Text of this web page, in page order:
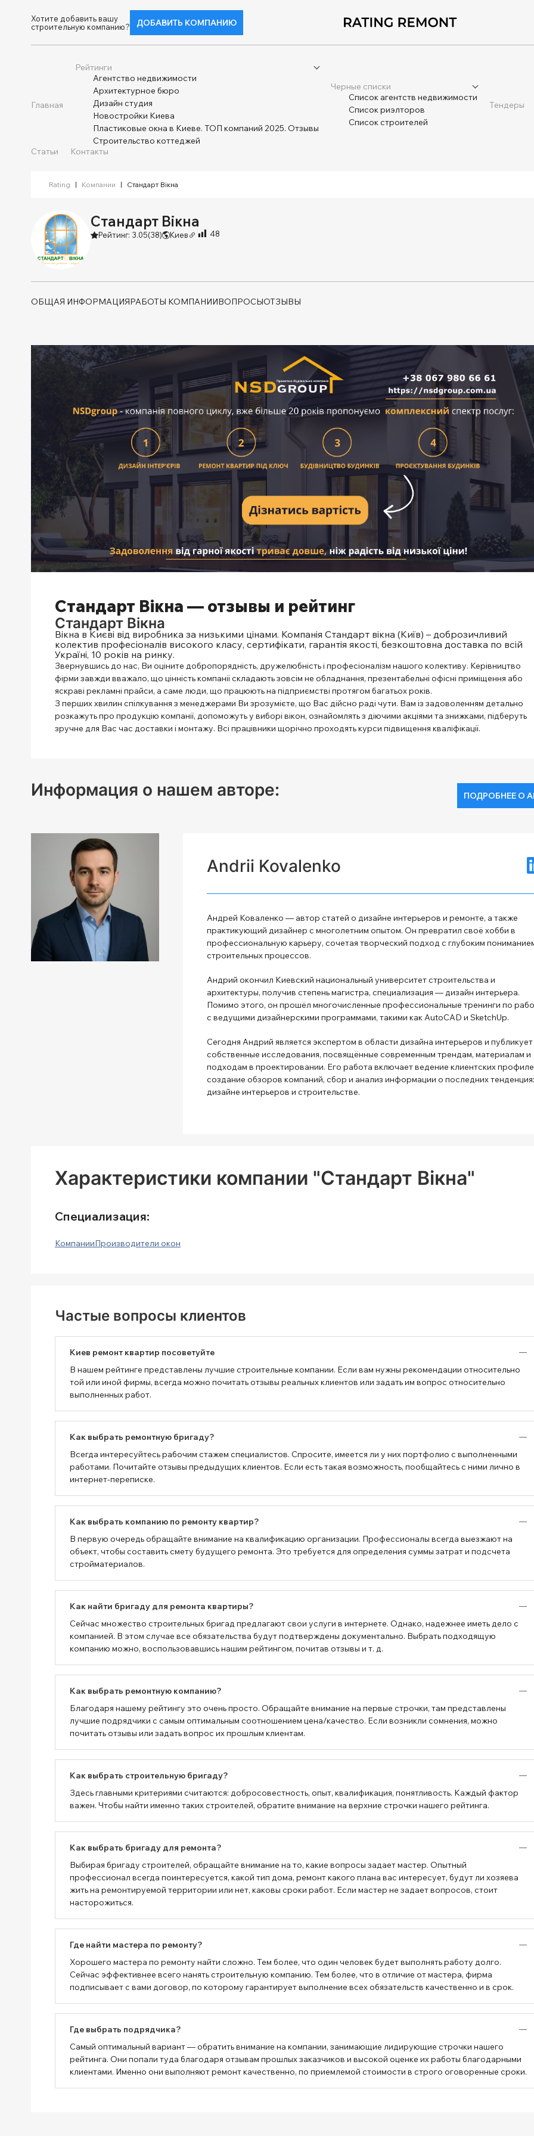
Хотите добавить вашу
строительную компанию?
ДОБАВИТЬ КОМПАНИЮ
Главная
Рейтинги
Агентство недвижимости
Архитектурное бюро
Дизайн студия
Новостройки Киева
Пластиковые окна в Киеве. ТОП компаний 2025. Отзывы
Строительство коттеджей
Черные списки
Список агентств недвижимости
Список риэлторов
Список строителей
Тендеры
Статьи Контакты
Rating | Компании | Стандарт Вікна
Стандарт Вікна
Рейтинг: 3.05(38) Киев 48
ОБЩАЯ ИНФОРМАЦИЯРАБОТЫ КОМПАНИИВОПРОСЫОТЗЫВЫ
Стандарт Вікна — отзывы и рейтинг
Стандарт Вікна
Вікна в Києві від виробника за низькими цінами. Компанія Стандарт вікна (Київ) – доброзичливий
колектив професіоналів високого класу, сертифікати, гарантія якості, безкоштовна доставка по всій
Україні, 10 років на ринку.
Звернувшись до нас, Ви оціните добропорядність, дружелюбність і професіоналізм нашого колективу. Керівництво
фірми завжди вважало, що цінність компанії складають зовсім не обладнання, презентабельні офісні приміщення або
яскраві рекламні прайси, а саме люди, що працюють на підприємстві протягом багатьох років.
З перших хвилин спілкування з менеджерами Ви зрозумієте, що Вас дійсно раді чути. Вам із задоволенням детально
розкажуть про продукцію компанії, допоможуть у виборі вікон, ознайомлять з діючими акціями та знижками, підберуть
зручне для Вас час доставки і монтажу. Всі працівники щорічно проходять курси підвищення кваліфікації.
Информация о нашем авторе: ПОДРОБНЕЕ О
Andrii Kovalenko
Андрей Коваленко — автор статей о дизайне интерьеров и ремонте, а также
практикующий дизайнер с многолетним опытом. Он превратил своё хобби в
профессиональную карьеру, сочетая творческий подход с глубоким
строительных процессов.
Андрий окончил Киевский национальный университет строительства и
архитектуры, получив степень магистра, специализация — дизайн интерьера.
Помимо этого, он прошёл многочисленные профессиональные тренинги по
с ведущими дизайнерскими программами, такими как AutoCAD и SketchUp.
Сегодня Андрий является экспертом в области дизайна интерьеров и публикует
собственные исследования, посвящённые современным трендам, материалам и
подходам в проектировании. Его работа включает ведение клиентских
создание обзоров компаний, сбор и анализ информации о последних
дизайне интерьеров и строительстве.
Характеристики компании "Стандарт Вікна"
Специализация:
КомпанииПроизводители окон
Частые вопросы клиентов
Киев ремонт квартир посоветуйте
В нашем рейтинге представлены лучшие строительные компании. Если вам нужны рекомендации относительно
той или иной фирмы, всегда можно почитать отзывы реальных клиентов или задать им вопрос относительно
выполненных работ.
Как выбрать ремонтную бригаду?
Всегда интересуйтесь рабочим стажем специалистов. Спросите, имеется ли у них портфолио с выполненными
работами. Почитайте отзывы предыдущих клиентов. Если есть такая возможность, пообщайтесь с ними лично в
интернет-переписке.
Как выбрать компанию по ремонту квартир?
В первую очередь обращайте внимание на квалификацию организации. Профессионалы всегда выезжают на
объект, чтобы составить смету будущего ремонта. Это требуется для определения суммы затрат и подсчета
стройматериалов.
Как найти бригаду для ремонта квартиры?
Сейчас множество строительных бригад предлагают свои услуги в интернете. Однако, надежнее иметь дело с
компанией. В этом случае все обязательства будут подтверждены документально. Выбрать подходящую
компанию можно, воспользовавшись нашим рейтингом, почитав отзывы и т. д.
Как выбрать ремонтную компанию?
Благодаря нашему рейтингу это очень просто. Обращайте внимание на первые строчки, там представлены
лучшие подрядчики с самым оптимальным соотношением цена/качество. Если возникли сомнения, можно
почитать отзывы или задать вопрос их прошлым клиентам.
Как выбрать строительную бригаду?
Здесь главными критериями считаются: добросовестность, опыт, квалификация, понятливость. Каждый фактор
важен. Чтобы найти именно таких строителей, обратите внимание на верхние строчки нашего рейтинга.
Как выбрать бригаду для ремонта?
Выбирая бригаду строителей, обращайте внимание на то, какие вопросы задает мастер. Опытный
профессионал всегда поинтересуется, какой тип дома, ремонт какого плана вас интересует, будут ли хозяева
жить на ремонтируемой территории или нет, каковы сроки работ. Если мастер не задает вопросов, стоит
насторожиться.
Где найти мастера по ремонту?
Хорошего мастера по ремонту найти сложно. Тем более, что один человек будет выполнять работу долго.
Сейчас эффективнее всего нанять строительную компанию. Тем более, что в отличие от мастера, фирма
подписывает с вами договор, по которому гарантирует выполнение всех обязательств качественно и в срок.
Где выбрать подрядчика?
Самый оптимальный вариант — обратить внимание на компании, занимающие лидирующие строчки нашего
рейтинга. Они попали туда благодаря отзывам прошлых заказчиков и высокой оценке их работы благодарными
клиентами. Именно они выполняют ремонт качественно, по приемлемой стоимости в строго оговоренные сроки.